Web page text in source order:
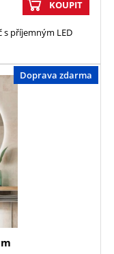
KOUPIT
příjemným LED
Doprava zdarma